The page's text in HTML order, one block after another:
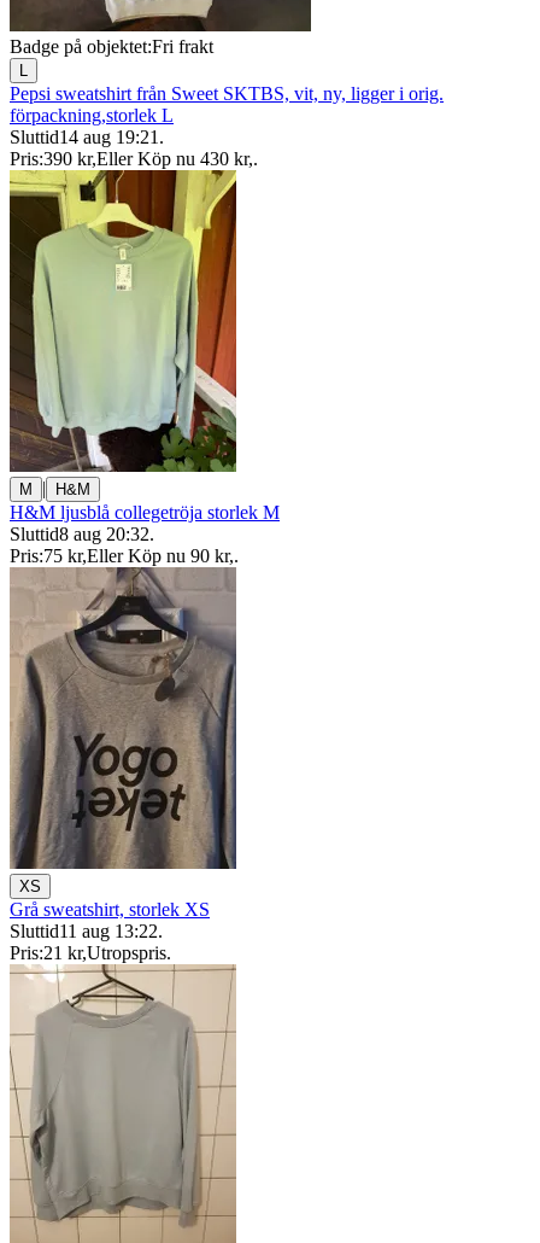
Badge på objektet:Fri frakt
L
Pepsi sweatshirt från Sweet SKTBS, vit, ny, ligger i orig.
förpackning,storlek L
Sluttid14 aug 19:21 .
Pris:390 kr,Eller Köp nu 430 kr,.
M | H&M
H&M ljusblå collegetröja storlek M
Sluttid8 aug 20:32.
Pris:75 kr,Eller Köp nu 90 kr,.
XS
Grå sweatshirt, storlek XS
Sluttid11 aug 13:22.
Pris:21 kr,Utropspris.